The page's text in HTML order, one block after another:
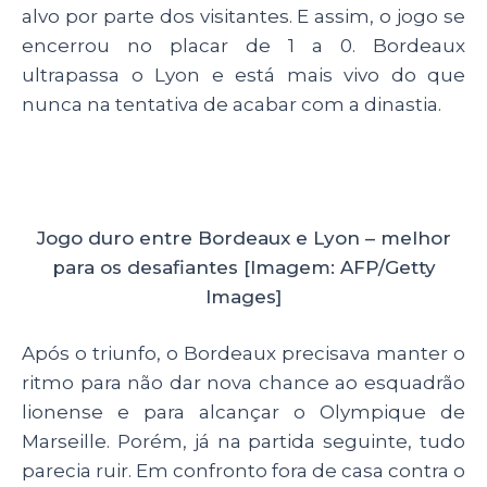
alvo por parte dos visitantes. E assim, o jogo se
encerrou no placar de 1 a 0. Bordeaux
ultrapassa o Lyon e está mais vivo do que
nunca na tentativa de acabar com a dinastia.
Jogo duro entre Bordeaux e Lyon – melhor
para os desafiantes [Imagem: AFP/Getty
Images]
Após o triunfo, o Bordeaux precisava manter o
ritmo para não dar nova chance ao esquadrão
lionense e para alcançar o Olympique de
Marseille. Porém, já na partida seguinte, tudo
parecia ruir. Em confronto fora de casa contra o